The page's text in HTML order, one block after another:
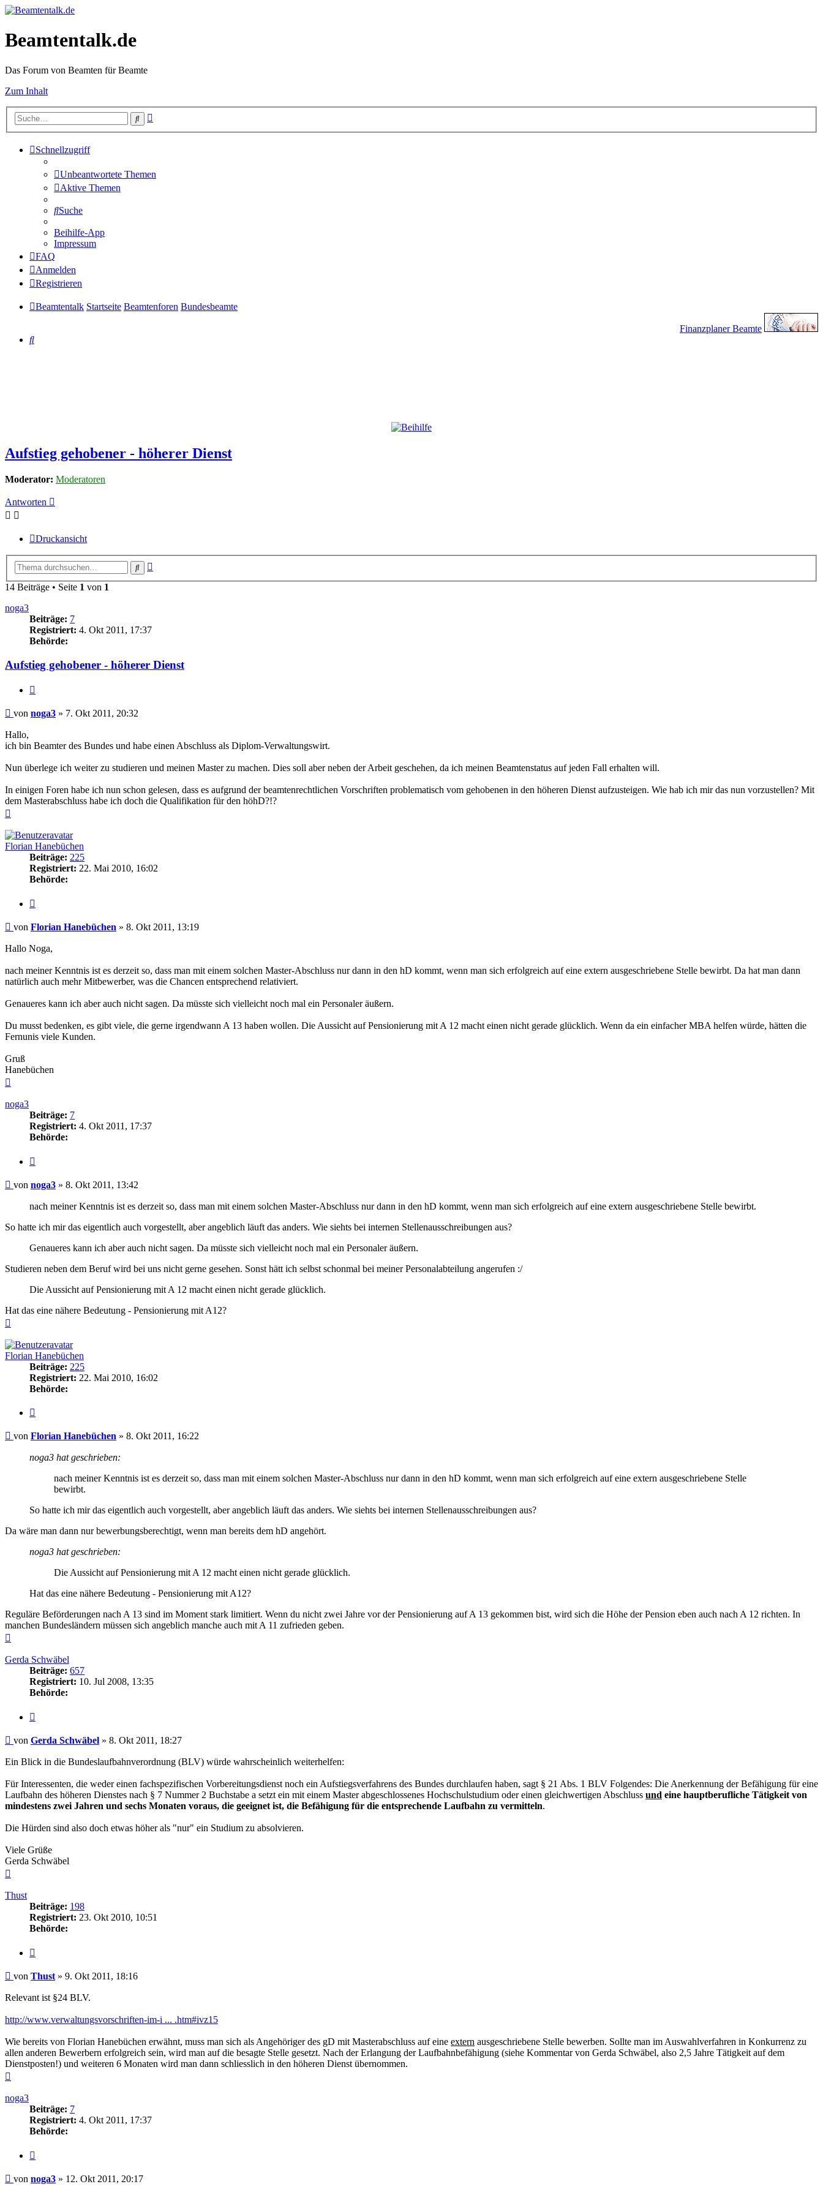
Beamtentalk.de
Das Forum von Beamten für Beamte
Zum Inhalt
Suche
Schnellzugriff
Unbeantwortete Themen
Aktive Themen
Suche
Beihilfe-App
Impressum
FAQ
Anmelden
Registrieren
Beamtentalk Startseite Beamtenforen Bundesbeamte
Finanzplaner Beamte
Suche
Aufstieg gehobener - höherer Dienst
Moderator: Moderatoren
Antworten
Druckansicht
Suche
14 Beiträge • Seite 1 von 1
noga3
Beiträge: 7
Registriert: 4. Okt 2011, 17:37
Behörde:
Aufstieg gehobener - höherer Dienst
Beitrag
von noga3 » 7. Okt 2011, 20:32
Hallo,
ich bin Beamter des Bundes und habe einen Abschluss als Diplom-Verwaltungswirt.
Nun überlege ich weiter zu studieren und meinen Master zu machen. Dies soll aber neben der Arbeit geschehen, da ich meinen Beamtenstatus auf jeden Fall erhalten will.
In einigen Foren habe ich nun schon gelesen, dass es aufgrund der beamtenrechtlichen Vorschriften problematisch vom gehobenen in den höheren Dienst aufzusteigen. Wie hab ich mir das nun vorzustellen? Mit
dem Masterabschluss habe ich doch die Qualifikation für den höhD?!?
Florian Hanebüchen
Beiträge: 225
Registriert: 22. Mai 2010, 16:02
Behörde:
Beitrag
von Florian Hanebüchen » 8. Okt 2011, 13:19
Hallo Noga,
nach meiner Kenntnis ist es derzeit so, dass man mit einem solchen Master-Abschluss nur dann in den hD kommt, wenn man sich erfolgreich auf eine extern ausgeschriebene Stelle bewirbt. Da hat man dann
natürlich auch mehr Mitbewerber, was die Chancen entsprechend relativiert.
Genaueres kann ich aber auch nicht sagen. Da müsste sich vielleicht noch mal ein Personaler äußern.
Du musst bedenken, es gibt viele, die gerne irgendwann A 13 haben wollen. Die Aussicht auf Pensionierung mit A 12 macht einen nicht gerade glücklich. Wenn da ein einfacher MBA helfen würde, hätten die
Fernunis viele Kunden.
Gruß
Hanebüchen
noga3
Beiträge: 7
Registriert: 4. Okt 2011, 17:37
Behörde:
Beitrag
von noga3 » 8. Okt 2011, 13:42
nach meiner Kenntnis ist es derzeit so, dass man mit einem solchen Master-Abschluss nur dann in den hD kommt, wenn man sich erfolgreich auf eine extern ausgeschriebene Stelle bewirbt.
So hatte ich mir das eigentlich auch vorgestellt, aber angeblich läuft das anders. Wie siehts bei internen Stellenausschreibungen aus?
Genaueres kann ich aber auch nicht sagen. Da müsste sich vielleicht noch mal ein Personaler äußern.
Studieren neben dem Beruf wird bei uns nicht gerne gesehen. Sonst hätt ich selbst schonmal bei meiner Personalabteilung angerufen :/
Die Aussicht auf Pensionierung mit A 12 macht einen nicht gerade glücklich.
Hat das eine nähere Bedeutung - Pensionierung mit A12?
Florian Hanebüchen
Beiträge: 225
Registriert: 22. Mai 2010, 16:02
Behörde:
Beitrag
von Florian Hanebüchen » 8. Okt 2011, 16:22
noga3 hat geschrieben:
nach meiner Kenntnis ist es derzeit so, dass man mit einem solchen Master-Abschluss nur dann in den hD kommt, wenn man sich erfolgreich auf eine extern ausgeschriebene Stelle
bewirbt.
So hatte ich mir das eigentlich auch vorgestellt, aber angeblich läuft das anders. Wie siehts bei internen Stellenausschreibungen aus?
Da wäre man dann nur bewerbungsberechtigt, wenn man bereits dem hD angehört.
noga3 hat geschrieben:
Die Aussicht auf Pensionierung mit A 12 macht einen nicht gerade glücklich.
Hat das eine nähere Bedeutung - Pensionierung mit A12?
Reguläre Beförderungen nach A 13 sind im Moment stark limitiert. Wenn du nicht zwei Jahre vor der Pensionierung auf A 13 gekommen bist, wird sich die Höhe der Pension eben auch nach A 12 richten. In
manchen Bundesländern müssen sich angeblich manche auch mit A 11 zufrieden geben.
Gerda Schwäbel
Beiträge: 657
Registriert: 10. Jul 2008, 13:35
Behörde:
Beitrag
von Gerda Schwäbel » 8. Okt 2011, 18:27
Ein Blick in die Bundeslaufbahnverordnung (BLV) würde wahrscheinlich weiterhelfen:
Für Interessenten, die weder einen fachspezifischen Vorbereitungsdienst noch ein Aufstiegsverfahrens des Bundes durchlaufen haben, sagt § 21 Abs. 1 BLV Folgendes: Die Anerkennung der Befähigung für eine
Laufbahn des höheren Dienstes nach § 7 Nummer 2 Buchstabe a setzt ein mit einem Master abgeschlossenes Hochschulstudium oder einen gleichwertigen Abschluss und eine hauptberufliche Tätigkeit von
mindestens zwei Jahren und sechs Monaten voraus, die geeignet ist, die Befähigung für die entsprechende Laufbahn zu vermitteln.
Die Hürden sind also doch etwas höher als "nur" ein Studium zu absolvieren.
Viele Grüße
Gerda Schwäbel
Thust
Beiträge: 198
Registriert: 23. Okt 2010, 10:51
Behörde:
Beitrag
von Thust » 9. Okt 2011, 18:16
Relevant ist §24 BLV.
http://www.verwaltungsvorschriften-im-i ... .htm#ivz15
Wie bereits von Florian Hanebüchen erwähnt, muss man sich als Angehöriger des gD mit Masterabschluss auf eine extern ausgeschriebene Stelle bewerben. Sollte man im Auswahlverfahren in Konkurrenz zu
allen anderen Bewerbern erfolgreich sein, wird man auf die besagte Stelle gesetzt. Nach der Erlangung der Laufbahnbefähigung (siehe Kommentar von Gerda Schwäbel, also 2,5 Jahre Tätigkeit auf dem
Dienstposten!) und weiteren 6 Monaten wird man dann schliesslich in den höheren Dienst übernommen.
noga3
Beiträge: 7
Registriert: 4. Okt 2011, 17:37
Behörde:
Beitrag
von noga3 » 12. Okt 2011, 20:17